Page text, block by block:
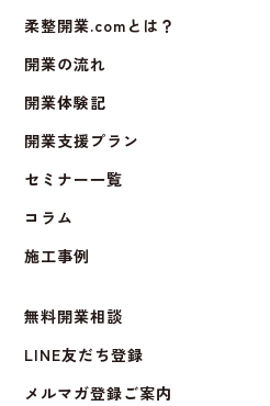
柔整開業.comとは？
開業の流れ
開業体験記
開業支援プラン
セミナー一覧
コラム
施工事例
無料開業相談
LINE友だち登録
メルマガ登録ご案内